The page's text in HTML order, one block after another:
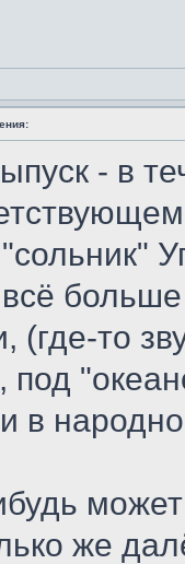
- в
(где-то
под
и в
же